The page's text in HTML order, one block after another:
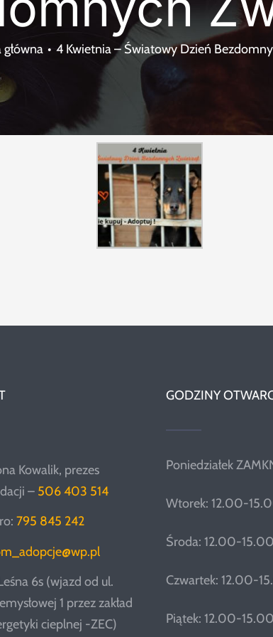
4 Kwietnia – Światowy Dzień
Kowalik, prezes
– 506 403 514
795 845 242
6s (wjazd od ul.
1 przez zakład
cieplnej -ZEC)
GODZINY
Poniedziałek
Wtorek: 12.00-
Środa: 12.00-15.00
Czwartek: 12.00-
Piątek: 12.00-15.00